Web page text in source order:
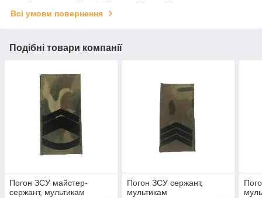
Всі умови повернення
Подібні товари компанії
Погон ЗСУ майстер-
сержант, мультикам
Погон ЗСУ сержант,
мультикам